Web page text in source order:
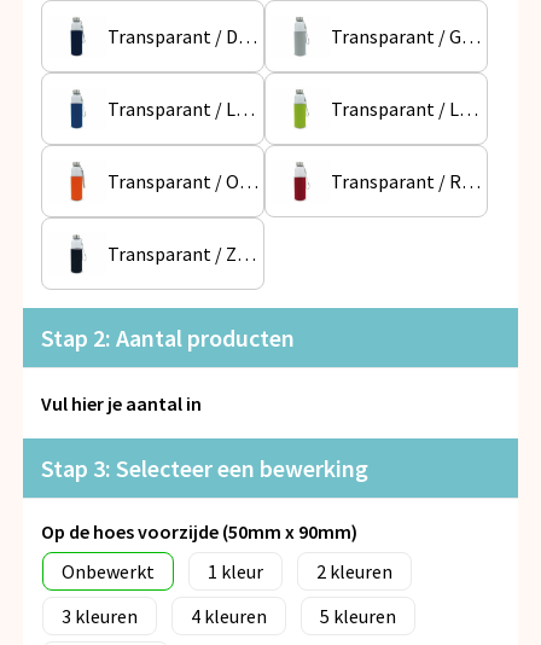
Snoepgoed
Spellen voor binnen en buiten
Veiligheid, Auto en Fiets
Vrije tijd en Strand
Anti-stress
Transparant / Donkerblauw Transparant / Grijs
Transparant / Lichtblauw Transparant / Lichtgroen
Transparant / Oranje Transparant / Rood
Transparant / Zwart
Stap 2: Aantal producten
Vul hier je aantal in
Stap 3: Selecteer een bewerking
Op de hoes voorzijde (50mm x 90mm)
Onbewerkt
1
2
3
4
5